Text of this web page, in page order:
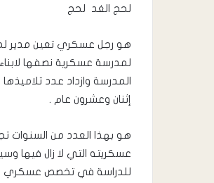
لحج الغد لحج
هو رجل عسكري تعين مدير
لمدرسة عسكرية نصفها
المدرسة وازداد عدد
إثنان وعشرون عام .
هو بهذا العدد من السنوات
عسكريته التي لا زال فيها
للدراسة في تخصص عسكري بعد